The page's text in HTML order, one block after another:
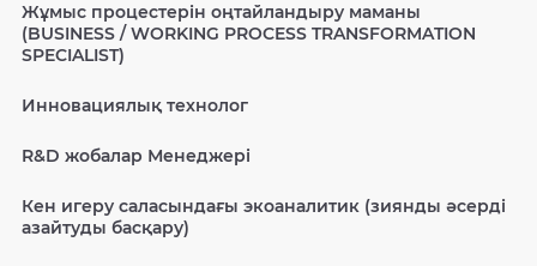
Жұмыс процестерін оңтайландыру маманы
(BUSINESS / WORKING PROCESS TRANSFORMATION
SPECIALIST)
Инновациялық технолог
R&D жобалар Менеджері
Кен игеру саласындағы экоаналитик (зиянды әсерді
азайтуды басқару)